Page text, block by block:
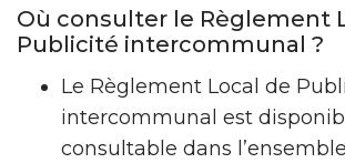
Où consulter le Règlement
Publicité intercommunal ?
Le Règlement Local de
intercommunal est
consultable dans